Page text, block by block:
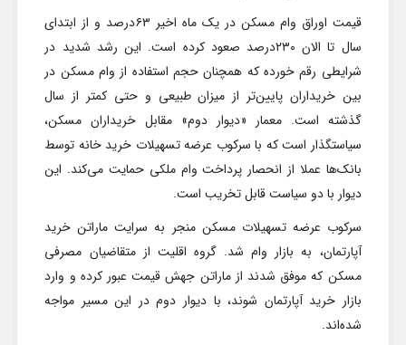
قیمت اوراق وام مسکن در یک ماه اخیر ۶۳درصد و از ابتدای
سال تا الان ۲۳۰درصد صعود کرده است. این رشد شدید در
شرایطی رقم خورده که همچنان حجم استفاده از وام مسکن در
بین خریداران پایین‌تر از میزان طبیعی و حتی کمتر از سال
گذشته است. معمار «دیوار دوم» مقابل خریداران مسکن،
سیاستگذار است که با سرکوب عرضه تسهیلات خرید خانه توسط
بانک‌ها عملا از انحصار پرداخت وام ملکی حمایت می‌کند. این
دیوار با دو سیاست قابل تخریب است.
سرکوب عرضه تسهیلات مسکن منجر به سرایت ماراتن خرید
آپارتمان، به بازار وام شد. گروه اقلیت از متقاضیان مصرفی
مسکن که موفق شدند از ماراتن جهش قیمت عبور کرده و وارد
بازار خرید آپارتمان شوند، با دیوار دوم در این مسیر مواجه
شده‌اند.